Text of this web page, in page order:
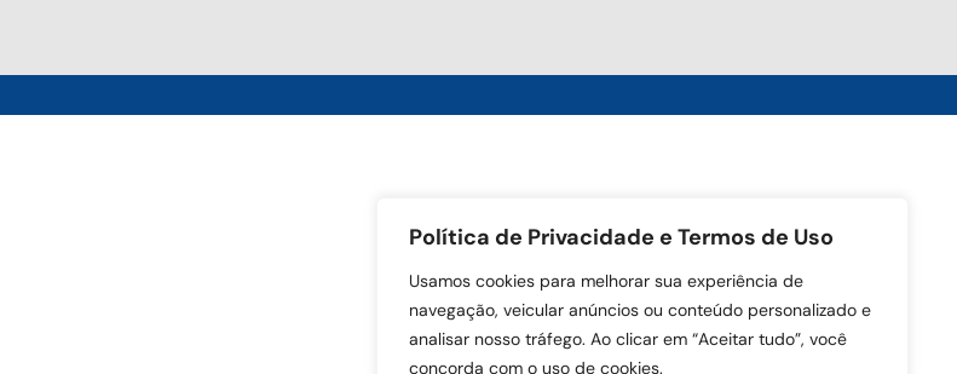
Política de Privacidade e Termos de Uso
Usamos cookies para melhorar sua experiência de
navegação, veicular anúncios ou conteúdo personalizado e
analisar nosso tráfego. Ao clicar em “Aceitar tudo”, você
concorda com o uso de cookies.